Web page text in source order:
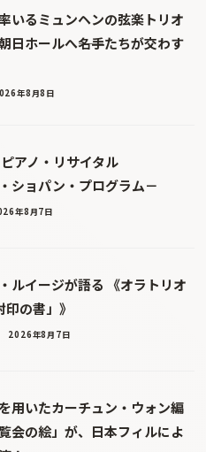
いるミュンヘンの弦楽トリオ
日ホールへ――名手たちが交わす
年8月8日
アノ・リサイタル
ショパン・プログラム－
年8月7日
ルイージが語る 《オラトリオ
印の書」》
2026年8月7日
用いたカーチュン・ウォン編
会の絵」が、日本フィルによ